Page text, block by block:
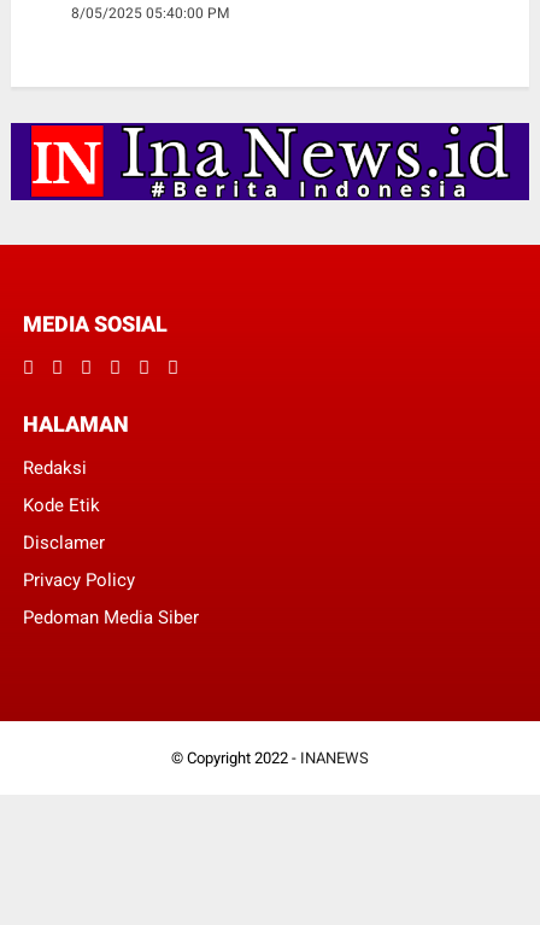
8/05/2025 05:40:00 PM
MEDIA SOSIAL
HALAMAN
Redaksi
Kode Etik
Disclamer
Privacy Policy
Pedoman Media Siber
© Copyright 2022 - INANEWS